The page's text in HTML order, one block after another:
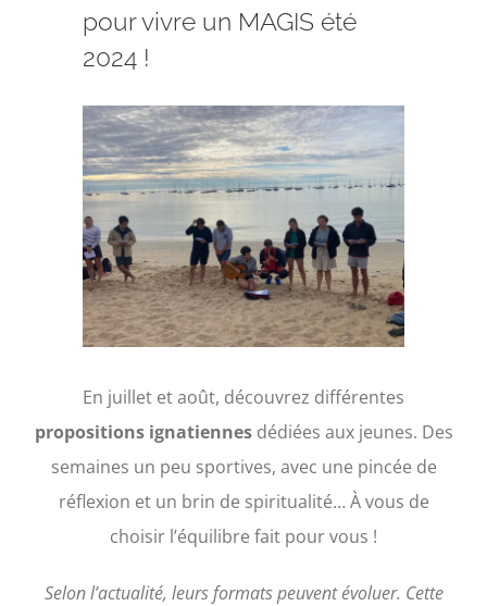
Magis Paris
Cowork Magis
JRS France
Réseau Magis
Rechercher
pour vivre un MAGIS été
2024 !
Voir
l'image
agrandie
En juillet et août, découvrez différentes
propositions ignatiennesdédiées aux jeunes. Des
semaines un peu sportives, avec une pincée de
réflexion et un brin de spiritualité… À vous de
choisir l’équilibre fait pour vous !
Selon l’actualité, leurs formats peuvent évoluer. Cette